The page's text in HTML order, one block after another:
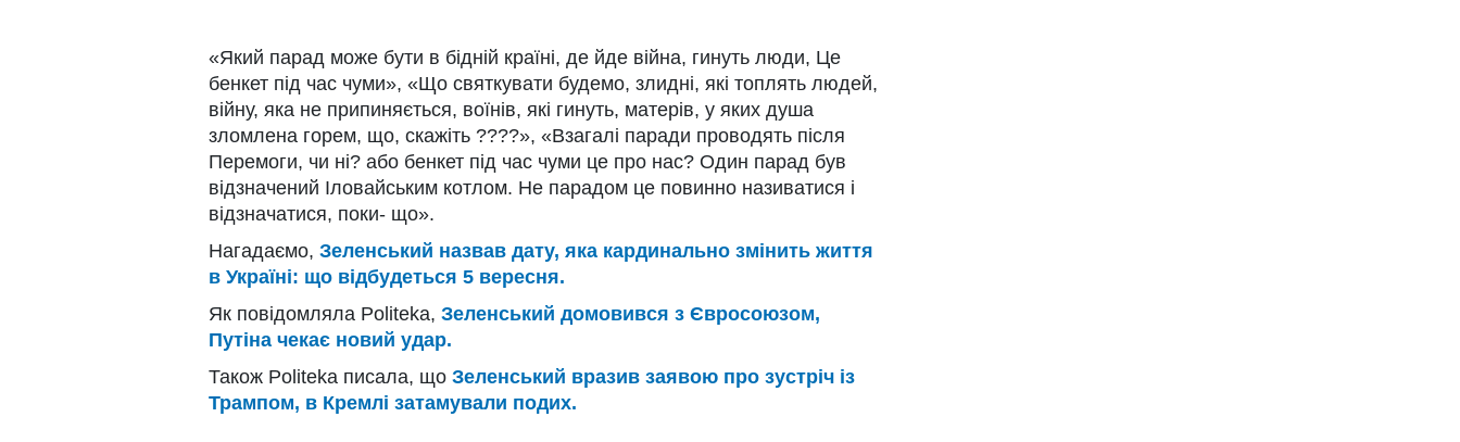
«Який парад може бути в бідній країні, де йде війна, гинуть люди, Це
бенкет під час чуми», «Що святкувати будемо, злидні, які топлять людей,
війну, яка не припиняється, воїнів, які гинуть, матерів, у яких душа
зломлена горем, що, скажіть ????», «Взагалі паради проводять після
Перемоги, чи ні? або бенкет під час чуми це про нас? Один парад був
відзначений Іловайським котлом. Не парадом це повинно називатися і
відзначатися, поки- що».
Нагадаємо, Зеленський назвав дату, яка кардинально змінить життя
в Україні: що відбудеться 5 вересня.
Як повідомляла Politeka, Зеленський домовився з Євросоюзом,
Путіна чекає новий удар.
Також Politeka писала, що Зеленський вразив заявою про зустріч із
Трампом, в Кремлі затамували подих.